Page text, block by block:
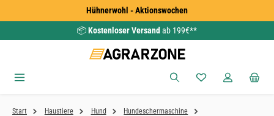
Zum Hauptinhalt springenHühnerwohl - Aktionswochen
📦Kostenloser Versand ab 199€**
Du hast 0
Start Haustiere Hund
Hundeschermaschine